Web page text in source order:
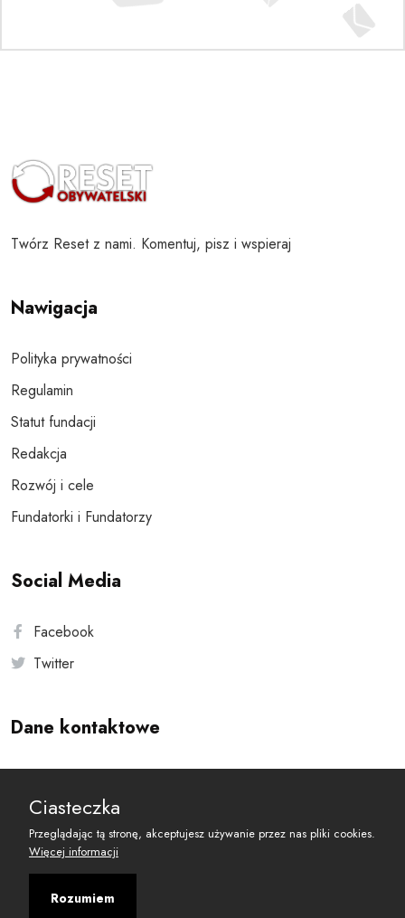
Twórz Reset z nami. Komentuj, pisz i wspieraj
Nawigacja
Polityka prywatności
Regulamin
Statut fundacji
Redakcja
Rozwój i cele
Fundatorki i Fundatorzy
Social Media
Facebook
Twitter
Dane kontaktowe
reset@resetobywatelski.pl
Ciasteczka
Przeglądając tą stronę, akceptujesz używanie przez nas pliki cookies.
Więcej informacji
Rozumiem